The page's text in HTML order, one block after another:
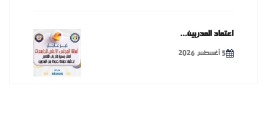
اعتماد المدربين...
5 أغسطس 2026